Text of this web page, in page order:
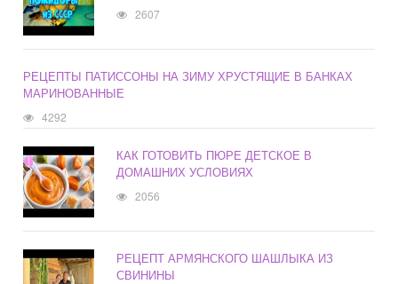
2607
РЕЦЕПТЫ ПАТИССОНЫ НА ЗИМУ ХРУСТЯЩИЕ В БАНКАХ
МАРИНОВАННЫЕ
4292
КАК ГОТОВИТЬ ПЮРЕ ДЕТСКОЕ В
ДОМАШНИХ УСЛОВИЯХ
2056
РЕЦЕПТ АРМЯНСКОГО ШАШЛЫКА ИЗ
СВИНИНЫ